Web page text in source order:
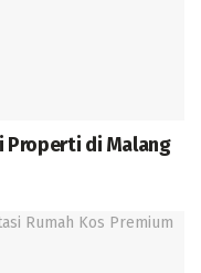
Properti di Malang